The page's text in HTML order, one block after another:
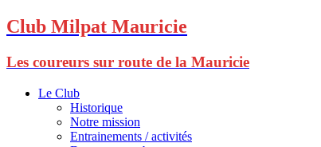
Club Milpat Mauricie
Les coureurs sur route de la Mauricie
Le Club
Historique
Notre mission
Entrainements / activités